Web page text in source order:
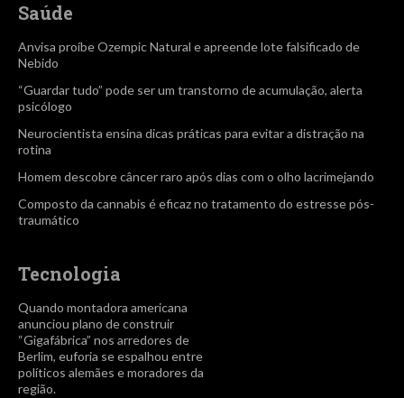
Saúde
Anvisa proíbe Ozempic Natural e apreende lote falsificado de
Nebido
“Guardar tudo” pode ser um transtorno de acumulação, alerta
psicólogo
Neurocientista ensina dicas práticas para evitar a distração na
rotina
Homem descobre câncer raro após dias com o olho lacrimejando
Composto da cannabis é eficaz no tratamento do estresse pós-
traumático
Tecnologia
Quando montadora americana
anunciou plano de construir
“Gigafábrica” nos arredores de
Berlim, euforia se espalhou entre
políticos alemães e moradores da
região.